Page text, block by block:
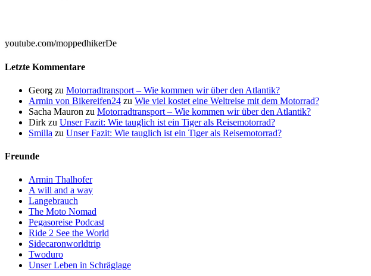
youtube.com/moppedhikerDe
Letzte Kommentare
Georg zu Motorradtransport – Wie kommen wir über den Atlantik?
Armin von Bikereifen24 zu Wie viel kostet eine Weltreise mit dem Motorrad?
Sacha Mauron zu Motorradtransport – Wie kommen wir über den Atlantik?
Dirk zu Unser Fazit: Wie tauglich ist ein Tiger als Reisemotorrad?
Smilla zu Unser Fazit: Wie tauglich ist ein Tiger als Reisemotorrad?
Freunde
Armin Thalhofer
A will and a way
Langebrauch
The Moto Nomad
Pegasoreise Podcast
Ride 2 See the World
Sidecaronworldtrip
Twoduro
Unser Leben in Schräglage